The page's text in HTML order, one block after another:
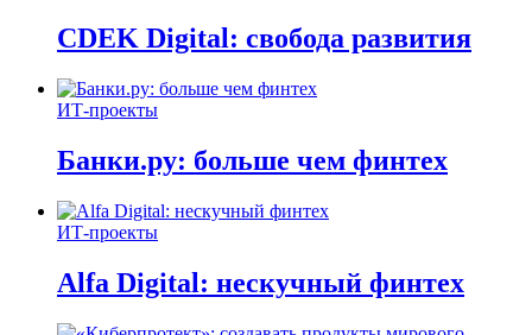
CDEK Digital: свобода развития
ИТ-проекты
Банки.ру: больше чем финтех
ИТ-проекты
Alfa Digital: нескучный финтех